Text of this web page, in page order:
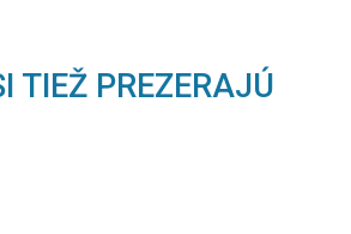
TIEŽ PREZERAJÚ